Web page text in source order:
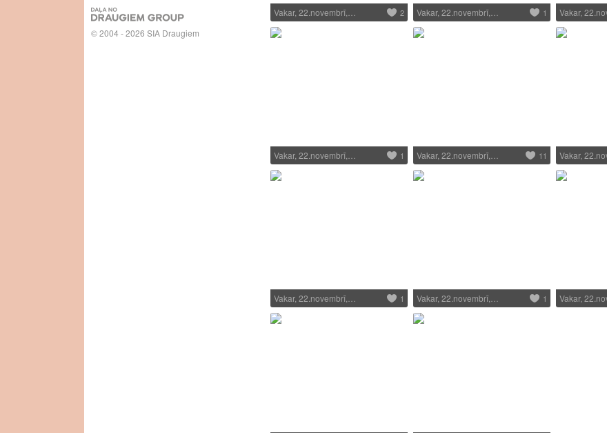
© 2004 - 2026 SIA Draugiem
Vakar, 22.novembrī,… 2 Vakar, 22.novembrī,… 1 Vakar,
Vakar, 22.novembrī,… 1 Vakar, 22.novembrī,… 11 Vakar,
Vakar, 22.novembrī,… 1 Vakar, 22.novembrī,… 1 Vakar,